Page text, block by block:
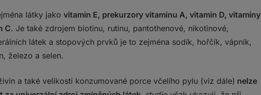
látky jako vitamin E, prekurzory vitaminu A, vitamin D, vitaminy
C. Je také zdrojem biotinu, rutinu, pantothenové, nikotinové,
látek a stopových prvků je to zejména sodík, hořčík, vápník,
železo a selen.
a také velikosti konzumované porce včelího pylu (viz dále) nelze